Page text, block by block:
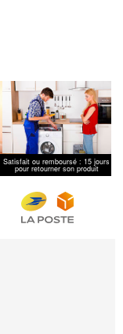
Satisfait ou remboursé : 15 jours
pour retourner son produit